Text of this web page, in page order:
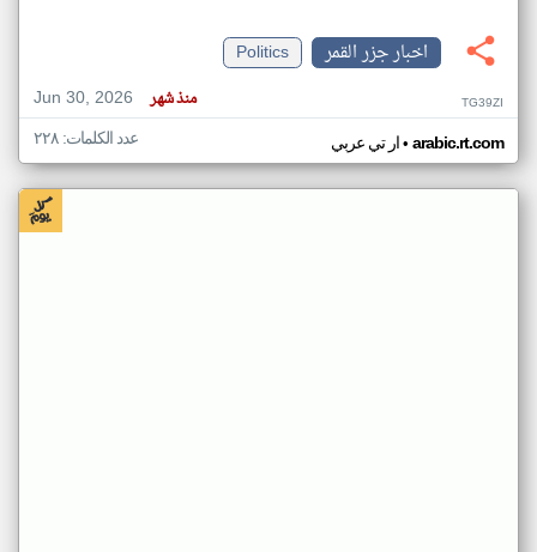
اخبار جزر القمر
Politics
Jun 30, 2026
منذ شهر TG39ZI
ار تي عربي• arabic.rt.com عدد الكلمات: ٢٢٨